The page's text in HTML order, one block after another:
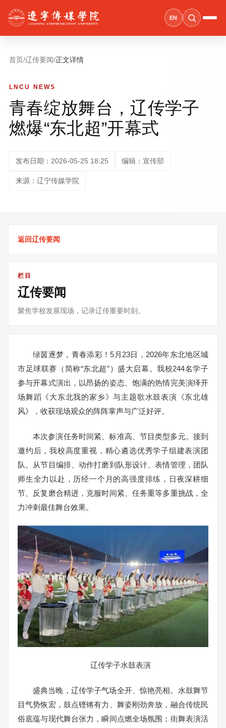
EN
首页/辽传要闻/正文详情
LNCU NEWS
青春绽放舞台，辽传学子
燃爆“东北超”开幕式
发布日期：2026-05-25 18:25 编辑：宣传部
来源：辽宁传媒学院
返回辽传要闻
栏目
辽传要闻
聚焦学校发展现场，记录辽传重要时刻。
绿茵逐梦，青春添彩！5月23日，2026年东北地区城
市足球联赛（简称“东北超”）盛大启幕。我校244名学子
参与开幕式演出，以昂扬的姿态、饱满的热情完美演绎开
场舞蹈《大东北我的家乡》与主题歌水鼓表演《东北雄
风》，收获现场观众的阵阵掌声与广泛好评。
本次参演任务时间紧、标准高、节目类型多元。接到
邀约后，我校高度重视，精心遴选优秀学子组建表演团
队。从节目编排、动作打磨到队形设计、表情管理，团队
师生全力以赴，历经一个月的高强度排练，日夜深耕细
节、反复磨合精进，克服时间紧、任务重等多重挑战，全
力冲刺最佳舞台效果。
辽传学子水鼓表演
盛典当晚，辽传学子气场全开、惊艳亮相。水鼓舞节
目气势恢宏，鼓点铿锵有力、舞姿刚劲奔放，融合传统民
俗底蕴与现代舞台张力，瞬间点燃全场氛围；街舞表演活